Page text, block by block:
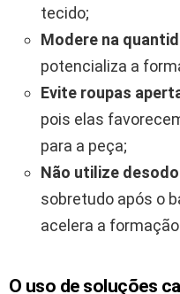
tecido;
Modere na
potencializa a
Evite roupas
pois elas
para a peça;
Não utilize
sobretudo após o
acelera a
O uso de soluções